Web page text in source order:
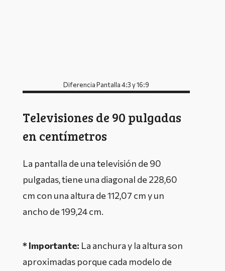
Diferencia Pantalla 4:3 y 16:9
Televisiones de 90 pulgadas
en centímetros
La pantalla de una televisión de 90
pulgadas, tiene una diagonal de 228,60
cm con una altura de 112,07 cm y un
ancho de 199,24 cm.
* Importante: La anchura y la altura son
aproximadas porque cada modelo de